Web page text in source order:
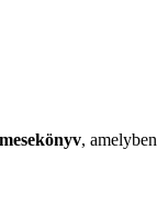
, amelyben